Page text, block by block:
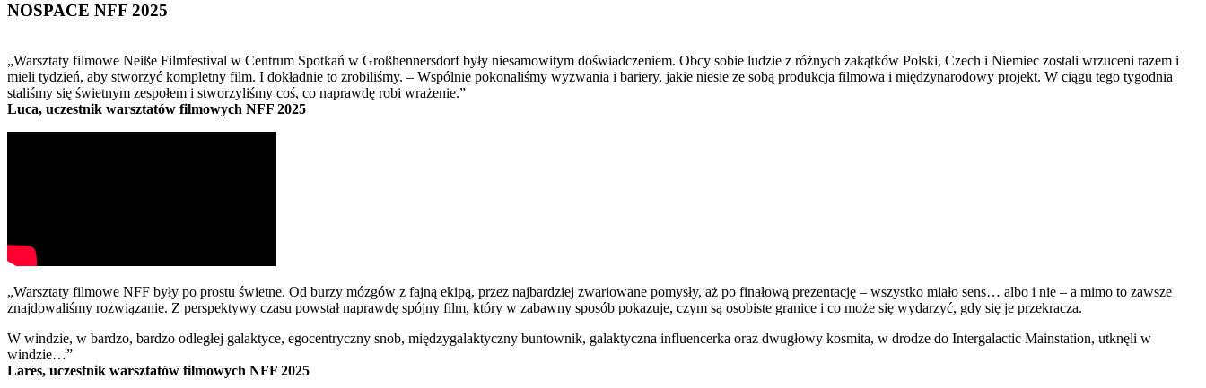
NOSPACE NFF 2025
„Warsztaty filmowe Neiße Filmfestival w Centrum Spotkań w Großhennersdorf były niesamowitym doświadczeniem. Obcy sobie ludzie z różnych zakątków Polski, Czech i Niemiec zostali wrzuceni razem i
mieli tydzień, aby stworzyć kompletny film. I dokładnie to zrobiliśmy. – Wspólnie pokonaliśmy wyzwania i bariery, jakie niesie ze sobą produkcja filmowa i międzynarodowy projekt. W ciągu tego tygodnia
staliśmy się świetnym zespołem i stworzyliśmy coś, co naprawdę robi wrażenie.”
Luca, uczestnik warsztatów filmowych NFF 2025
„Warsztaty filmowe NFF były po prostu świetne. Od burzy mózgów z fajną ekipą, przez najbardziej zwariowane pomysły, aż po finałową prezentację – wszystko miało sens… albo i nie – a mimo to zawsze
znajdowaliśmy rozwiązanie. Z perspektywy czasu powstał naprawdę spójny film, który w zabawny sposób pokazuje, czym są osobiste granice i co może się wydarzyć, gdy się je przekracza.
W windzie, w bardzo, bardzo odległej galaktyce, egocentryczny snob, międzygalaktyczny buntownik, galaktyczna influencerka oraz dwugłowy kosmita, w drodze do Intergalactic Mainstation, utknęli w
windzie…”
Lares, uczestnik warsztatów filmowych NFF 2025